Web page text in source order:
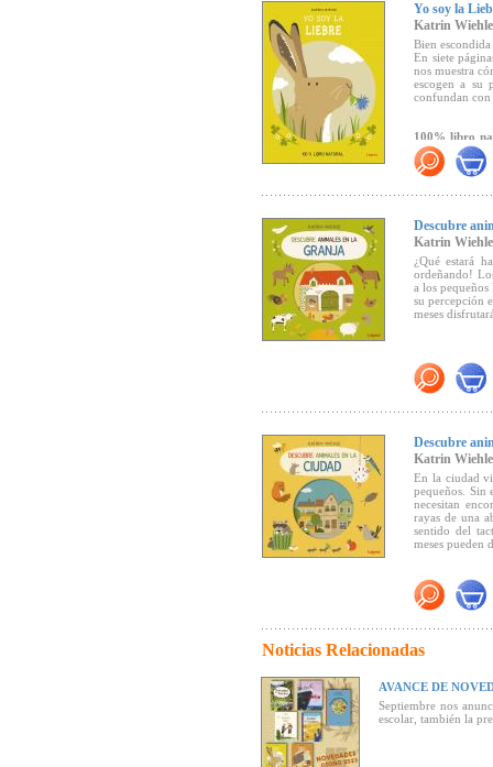
Yo soy la
Katrin Wiehle
Bien
En siete
nos muestra
escogen a su
confundan con
100% libro
ecológicas
edita esta
reciclado,
en la
(Canal Lector).
Descubre
Katrin Wiehle
¿Qué estará
ordeñando!
a los
su percepción
meses
Descubre
Katrin Wiehle
En la ciudad
pequeños. Sin
necesitan
rayas de una
sentido del
meses pueden
Noticias Relacionadas
AVANCE DE
Septiembre nos
escolar, también la